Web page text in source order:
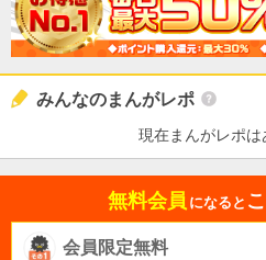
みんなのまんがレポ
現在まんがレポは
無料会員 になると
会員限定無料